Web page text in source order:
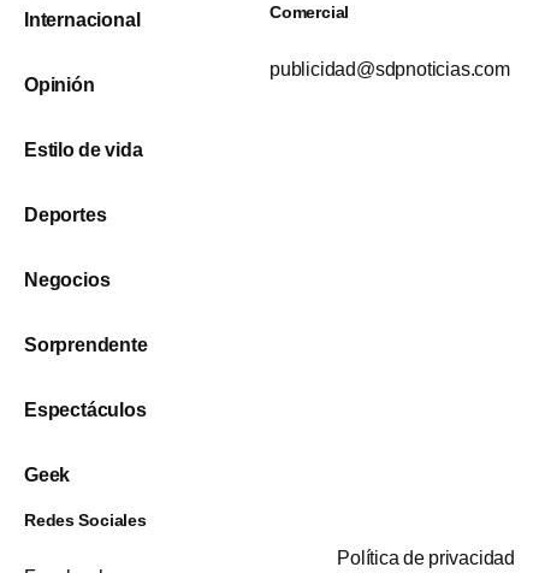
Internacional
Opinión
Estilo de vida
Deportes
Negocios
Sorprendente
Espectáculos
Geek
Comercial
publicidad@sdpnoticias.com
Redes Sociales
Política de privacidad